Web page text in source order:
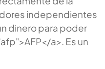
independientes
dinero para poder
a>. Es un